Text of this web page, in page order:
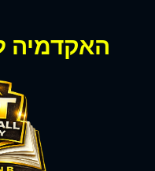
האקדמיה